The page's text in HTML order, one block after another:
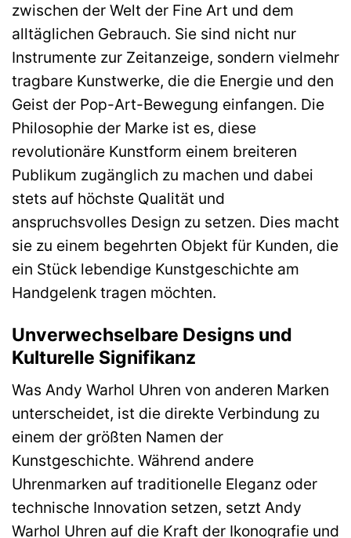
zwischen der Welt der Fine Art und dem
alltäglichen Gebrauch. Sie sind nicht nur
Instrumente zur Zeitanzeige, sondern vielmehr
tragbare Kunstwerke, die die Energie und den
Geist der Pop-Art-Bewegung einfangen. Die
Philosophie der Marke ist es, diese
revolutionäre Kunstform einem breiteren
Publikum zugänglich zu machen und dabei
stets auf höchste Qualität und
anspruchsvolles Design zu setzen. Dies macht
sie zu einem begehrten Objekt für Kunden, die
ein Stück lebendige Kunstgeschichte am
Handgelenk tragen möchten.
Unverwechselbare Designs und
Kulturelle Signifikanz
Was Andy Warhol Uhren von anderen Marken
unterscheidet, ist die direkte Verbindung zu
einem der größten Namen der
Kunstgeschichte. Während andere
Uhrenmarken auf traditionelle Eleganz oder
technische Innovation setzen, setzt Andy
Warhol Uhren auf die Kraft der Ikonografie und